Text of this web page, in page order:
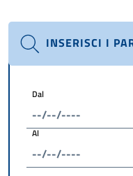
INSERISCI I
Dal
Al